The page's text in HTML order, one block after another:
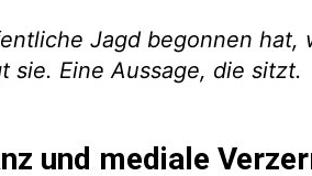
Jagd begonnen
sie. Eine Aussage, die sitzt.
und mediale